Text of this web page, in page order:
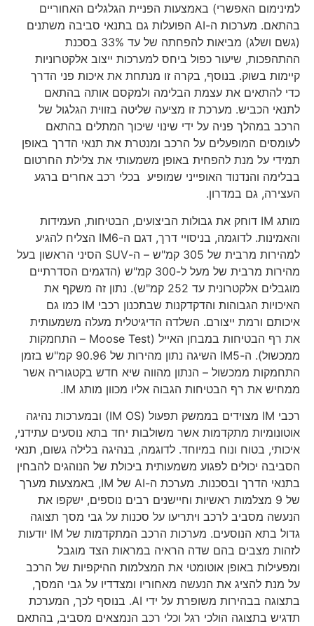
למינימום האפשרי) באמצעות הפניית הגלגלים האחוריים
בהתאם. מערכות ה-AI הפועלות גם בתנאי סביבה משתנים
(גשם ושלג) מביאות להפחתה של עד 33% בסכנת
ההתהפכות, שיעור כפול ביחס למערכות ייצוב אלקטרוניות
קיימות בשוק. בנוסף, בקרה זו מנתחת את איכות פני הדרך
כדי להתאים את עצמת הבלימה ולמקסם אותה בהתאם
לתנאי הכביש. מערכת זו מציעה שליטה בזווית הגלגול של
הרכב במהלך פניה על ידי שינוי שיכוך המתלים בהתאם
לעומסים המופעלים על הרכב ומנטרת את תנאי הדרך באופן
תמידי על מנת להפחית באופן משמעותי את צלילת החרטום
בבלימה והנדנוד האופייני שמופיע בכלי רכב אחרים ברגע
העצירה, גם במדרון.
מותג IM דוחק את גבולות הביצועים, הבטיחות, העמידות
והאמינות. לדוגמה, בניסויי דרך, דגם ה-IM6 הצליח להגיע
למהירות מרבית של 305 קמ"ש – ה-SUV הסיני הראשון בעל
מהירות מרבית של מעל ל-300 קמ"ש (הדגמים הסדרתיים
מוגבלים אלקטרונית עד 252 קמ"ש). נתון זה משקף את
האיכויות הגבוהות והדקדקנות שבתכנון רכבי IM כמו גם
איכותם ורמת ייצורם. השלדה הדיגיטלית מעלה משמעותית
את רף הבטיחות במבחן האייל (Moose Test – התחמקות
ממכשול). ה-IM5 השיגה נתון מהירות של 90.96 קמ"ש בזמן
התחמקות ממכשול – הנתון מהווה שיא חדש בקטגוריה אשר
ממחיש את רף הבטיחות הגבוה אליו מכוון מותג IM.
רכבי IM מצוידים בממשק תפעול (IM OS) ובמערכות נהיגה
אוטונומיות מתקדמות אשר משולבות יחד בתא נוסעים עתידני,
איכותי, בטוח ונוח במיוחד. לדוגמה, בנהיגה בלילה גשום, תנאי
הסביבה יכולים לפגוע משמעותית ביכולת של הנוהגים להבחין
בתנאי הדרך ובסכנות. מערכת ה-AI של IM, באמצעות מערך
של 9 מצלמות ראשיות וחיישנים רבים נוספים, ישקפו את
הנעשה מסביב לרכב ויתריעו על סכנות על גבי מסך תצוגה
גדול בתא הנוסעים. מערכות הרכב המתקדמות של IM יודעות
לזהות מצבים בהם שדה הראיה במראות הצד מוגבל
ומפעילות באופן אוטומטי את המצלמות ההיקפיות של הרכב
על מנת להציג את הנעשה מאחוריו ומצדדיו על גבי המסך,
בתצוגה בבהירות משופרת על ידי AI. בנוסף לכך, המערכת
תדגיש בתצוגה הולכי רגל וכלי רכב הנמצאים מסביב, בהתאם